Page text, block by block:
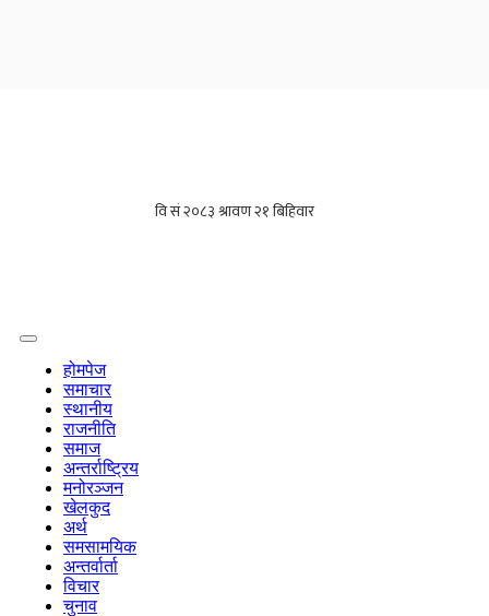
होमपेज
समाचार
स्थानीय
राजनीति
समाज
अन्तर्राष्ट्रिय
मनोरञ्जन
खेलकुद
अर्थ
समसामयिक
अन्तर्वार्ता
विचार
चुनाव